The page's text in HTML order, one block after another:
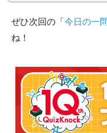
ぜひ次回の「今日の一
ね！